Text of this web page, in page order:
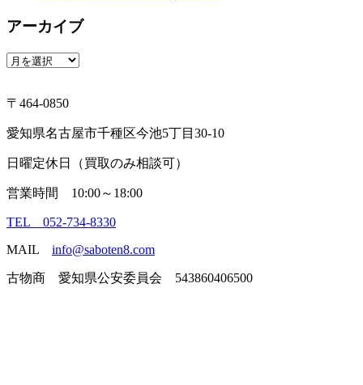
アーカイブ
ア
イ
ブ
〒464-0850
愛知県名古屋市千種区今池5丁目30-10
日曜定休日（買取のみ相談可）
営業時間 10:00～18:00
TEL 052-734-8330
MAIL info@saboten8.com
古物商 愛知県公安委員会 543860406500